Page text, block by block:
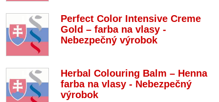
Perfect Color Intensive Creme
Gold – farba na vlasy -
Nebezpečný výrobok
Herbal Colouring Balm – Henna
farba na vlasy - Nebezpečný
výrobok